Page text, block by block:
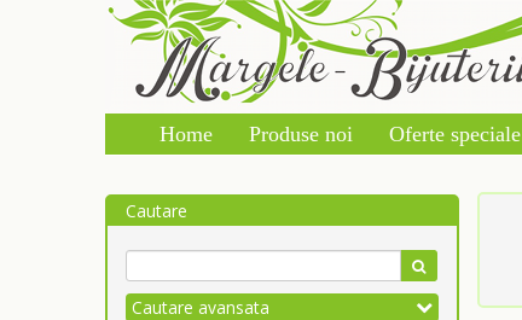
Home Produse noi Oferte speciale
Cautare
Cautare avansata